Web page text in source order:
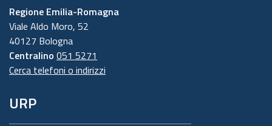
Regione Emilia-Romagna
Viale Aldo Moro, 52
40127 Bologna
Centralino 051 5271
Cerca telefoni o indirizzi
URP